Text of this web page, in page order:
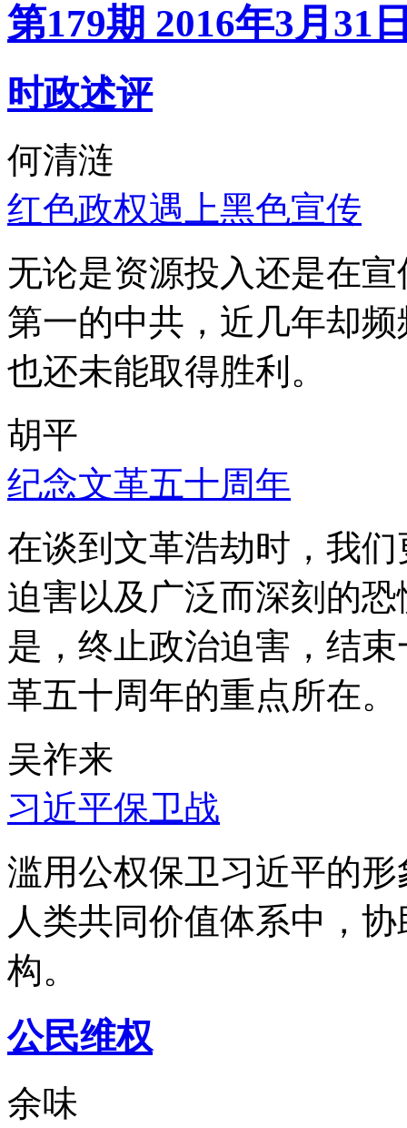
第179期 2016年3月31
时政述评
何清涟
红色政权遇上黑色宣传
无论是资源投入还是在
第一的中共，近几年却
也还未能取得胜利。
胡平
纪念文革五十周年
在谈到文革浩劫时，我
迫害以及广泛而深刻的
是，终止政治迫害，结
革五十周年的重点所在。
吴祚来
习近平保卫战
滥用公权保卫习近平的
人类共同价值体系中，
构。
公民维权
余味